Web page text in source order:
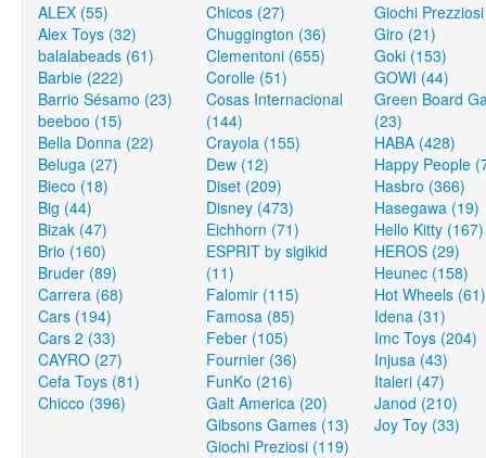
ALEX (55)
Alex Toys (32)
balalabeads (61)
Barbie (222)
Barrio Sésamo (23)
beeboo (15)
Bella Donna (22)
Beluga (27)
Bieco (18)
Big (44)
Bizak (47)
Brio (160)
Bruder (89)
Carrera (68)
Cars (194)
Cars 2 (33)
CAYRO (27)
Cefa Toys (81)
Chicco (396)
Chicos (27)
Chuggington (36)
Clementoni (655)
Corolle (51)
Cosas Internacional
(144)
Crayola (155)
Dew (12)
Diset (209)
Disney (473)
Eichhorn (71)
ESPRIT by sigikid
(11)
Falomir (115)
Famosa (85)
Feber (105)
Fournier (36)
FunKo (216)
Galt America (20)
Gibsons Games (13)
Giochi Preziosi (119)
Giochi
Giro (21)
Goki (153)
GOWI (44)
Green Board
(23)
HABA (428)
Happy People
Hasbro (366)
Hasegawa (19)
Hello Kitty (167)
HEROS (29)
Heunec (158)
Hot Wheels (61)
Idena (31)
Imc Toys (204)
Injusa (43)
Italeri (47)
Janod (210)
Joy Toy (33)